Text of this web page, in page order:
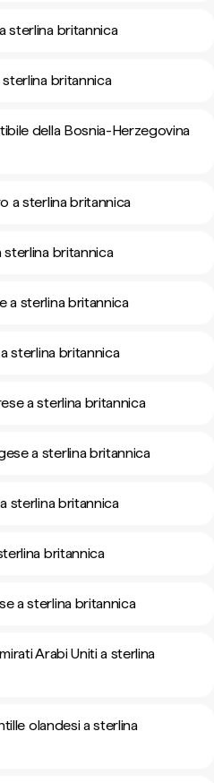
sterlina britannica
sterlina britannica
della Bosnia-Herzegovina
a sterlina britannica
sterlina britannica
a sterlina britannica
sterlina britannica
a sterlina britannica
a sterlina britannica
sterlina britannica
britannica
a sterlina britannica
Arabi Uniti a sterlina
olandesi a sterlina